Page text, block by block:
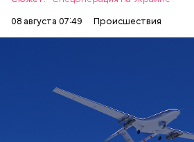
08 августа 07:49
Происшествия
беспилотников самолетного типа.
СЕРГЕЙ СОБЯНИН